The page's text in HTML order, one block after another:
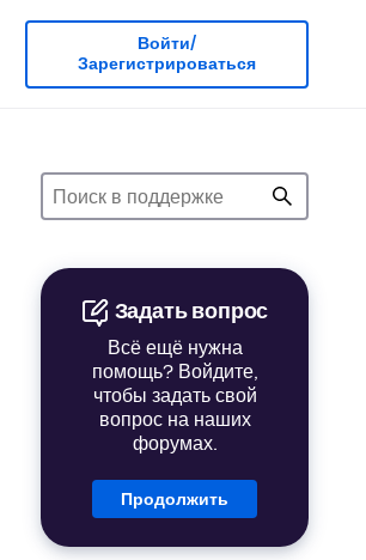
Войти/
Зарегистрироваться
Задать вопрос
Всё ещё нужна
помощь? Войдите,
чтобы задать свой
вопрос на наших
форумах.
Продолжить